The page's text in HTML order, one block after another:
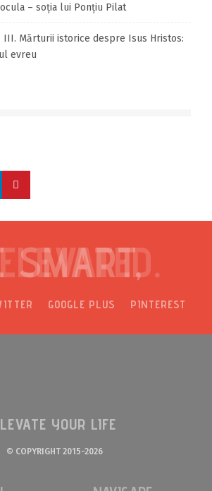
– soția lui Ponțiu Pilat
III. Mărturii istorice despre Isus Hristos:
evreu
GOOGLE PLUS PINTEREST
YOUR LIFE
© COPYRIGHT 2015-2026